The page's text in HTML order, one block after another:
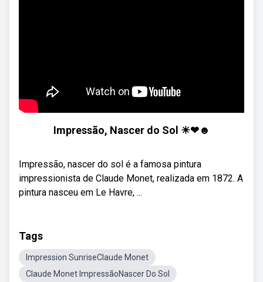
Impressão, Nascer do Sol ☀❤☻
Impressão, nascer do sol é a famosa pintura
impressionista de Claude Monet, realizada em 1872. A
pintura nasceu em Le Havre, ...
Tags
Impression SunriseClaude Monet
Claude Monet ImpressãoNascer Do Sol